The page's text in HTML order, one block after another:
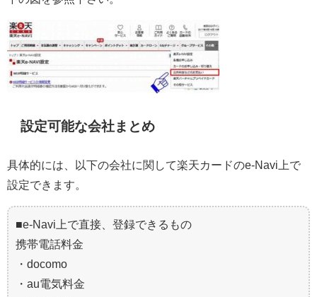
設定可能な会社まとめ
具体的には、以下の会社に関して楽天カードのe-Navi上で
設定できます。
■e-Navi上で直接、登録できるもの
携帯電話料金
・docomo
・au電気料金